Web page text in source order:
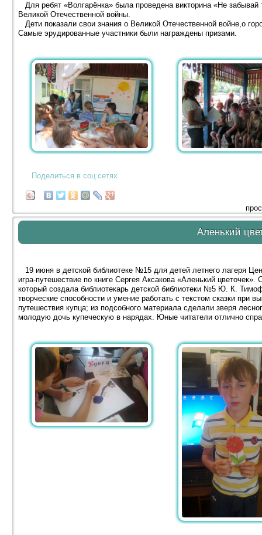
Для ребят «Волгарёнка» была проведена викторина «Не
Великой Отечественной войны.
Дети показали свои знания о Великой Отечественной войне,о
Самые эрудированные участники были награждены призами.
Поделиться в соц.сетях
Аленький
19 июня в детской библиотеке №15 для детей летнего лагеря
игра-путешествие по книге Сергея Аксакова «Аленький
который создала библиотекарь детской библиотеки №5 Ю. К.
творческие способности и умение работать с текстом сказки при
путешествия купца; из подсобного материала сделали зверя
молодую дочь купеческую в нарядах. Юные читатели отлично